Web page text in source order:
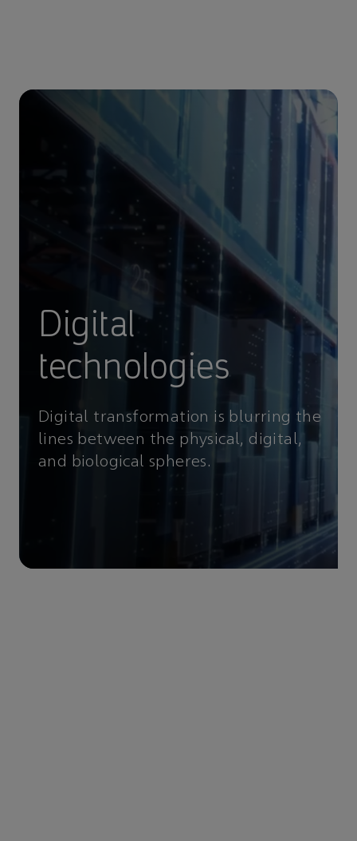
Digital
technologies
Digital transformation is blurring the
lines between the physical, digital,
and biological spheres.